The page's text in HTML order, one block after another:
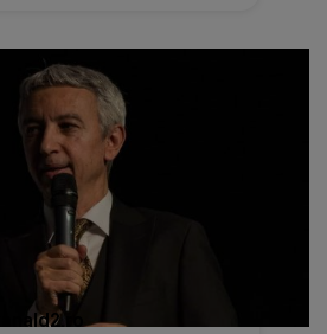
kanald2.ro